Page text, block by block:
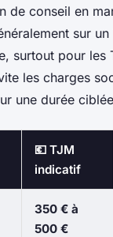
de conseil en
sur
surtout pour les
les charges
une durée
💶 TJM
indicatif
350 € à
500 €